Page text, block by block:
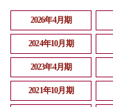
2026年4月期
2024年10月期
2023年4月期
2021年10月期